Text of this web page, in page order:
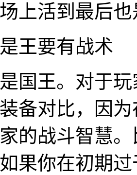
上活到最后
王要有战术
国王。对于
备对比，因
的战斗智慧
果你在初期